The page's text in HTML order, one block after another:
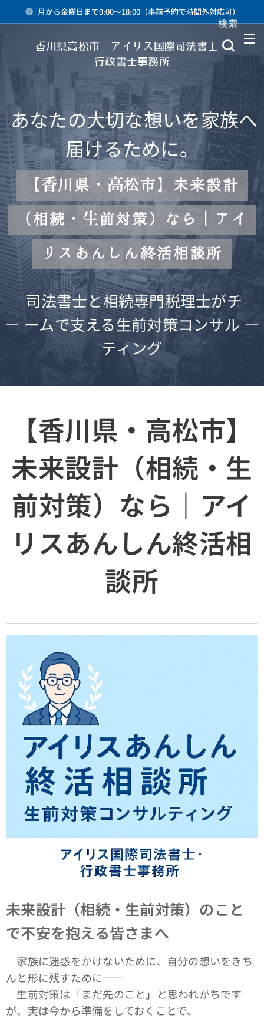
月から金曜日まで9:00～18:00（事前予約で時間外対応可）
香川県高松市 アイリス国際司法書士・
行政書士事務所
検索
あなたの大切な想いを家族へ
届けるために。
【香川県・高松市】未来設計
（相続・生前対策）なら｜アイ
リスあんしん終活相談所
司法書士と相続専門税理士がチ
ームで支える生前対策コンサル
ティング
【香川県・高松市】
未来設計（相続・生
前対策）なら｜アイ
リスあんしん終活相
談所
未来設計（相続・生前対策）のこと
で不安を抱える皆さまへ
家族に迷惑をかけないために、自分の想いをきち
んと形に残すために――
生前対策は「まだ先のこと」と思われがちです
が、実は今から準備をしておくことで、